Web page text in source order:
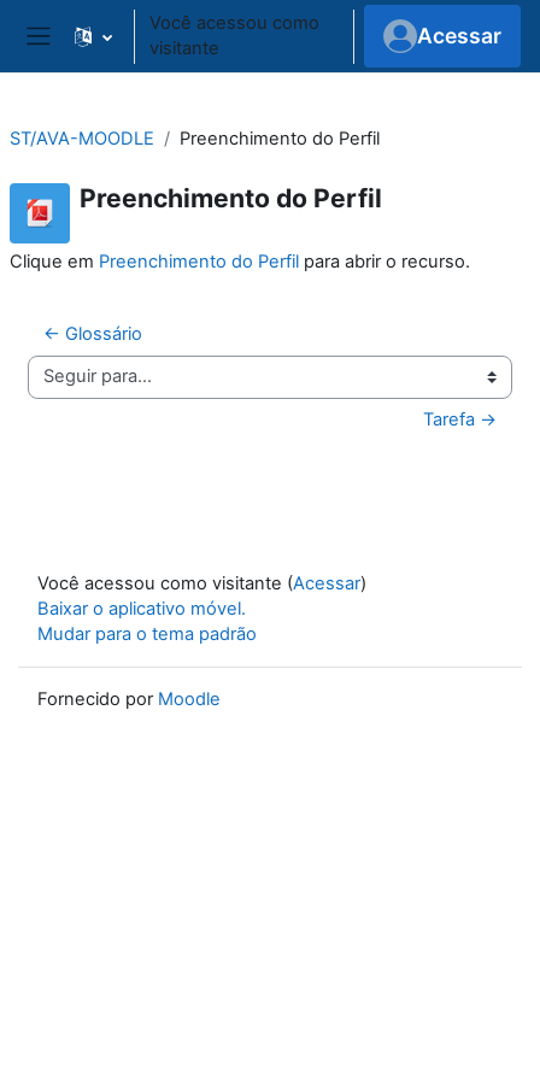
Ir para o conteúdo principal
Painel lateral
Você acessou como
visitante
Acessar
ST/AVA-MOODLE Preenchimento do Perfil
Preenchimento do Perfil
Clique em Preenchimento do Perfil para abrir o recurso.
← Glossário
Seguir para...
Tarefa →
Você acessou como visitante (Acessar)
Baixar o aplicativo móvel.
Mudar para o tema padrão
Fornecido por Moodle